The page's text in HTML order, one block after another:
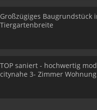
Großzügiges Baugrundstück
Tiergartenbreite
TOP saniert - hochwertig
citynahe 3- Zimmer Wohnung